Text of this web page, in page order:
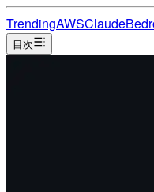
TrendingAWSClaude
目次